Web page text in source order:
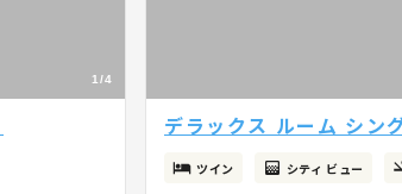
1/4
デラックス ルーム シン
ツイン シティ ビュー